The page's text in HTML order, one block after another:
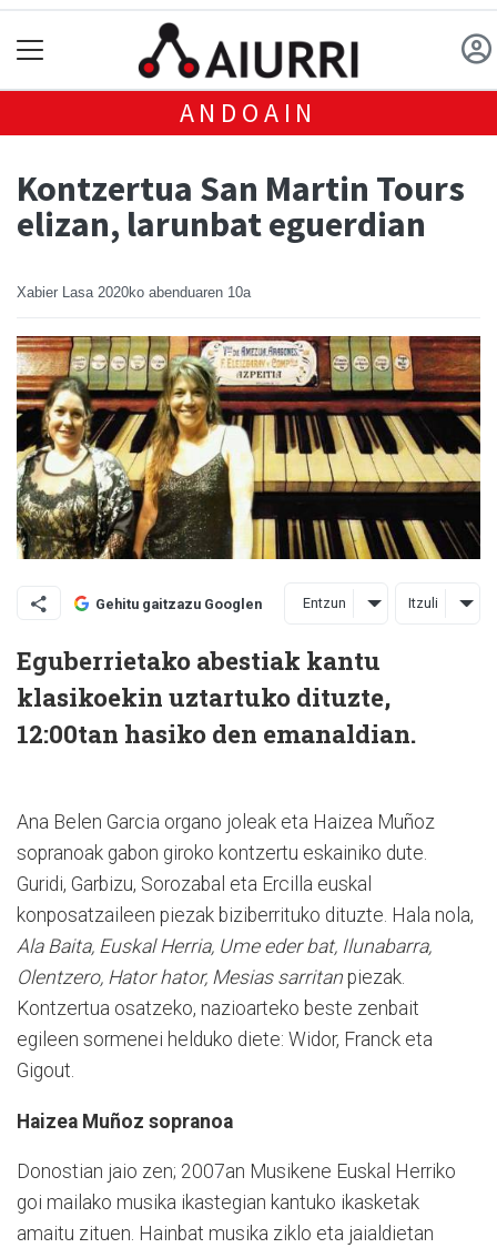
ANDOAIN
Kontzertua San Martin Tours
elizan, larunbat eguerdian
Xabier Lasa 2020ko abenduaren 10a
Gehitu gaitzazu Googlen Entzun Itzuli
Eguberrietako abestiak kantu
klasikoekin uztartuko dituzte,
12:00tan hasiko den emanaldian.
Ana Belen Garcia organo joleak eta Haizea Muñoz
sopranoak gabon giroko kontzertu eskainiko dute.
Guridi, Garbizu, Sorozabal eta Ercilla euskal
konposatzaileen piezak biziberrituko dituzte. Hala nola,
Ala Baita, Euskal Herria, Ume eder bat, Ilunabarra,
Olentzero, Hator hator, Mesias sarritan piezak.
Kontzertua osatzeko, nazioarteko beste zenbait
egileen sormenei helduko diete: Widor, Franck eta
Gigout.
Haizea Muñoz sopranoa
Donostian jaio zen; 2007an Musikene Euskal Herriko
goi mailako musika ikastegian kantuko ikasketak
amaitu zituen. Hainbat musika ziklo eta jaialdietan